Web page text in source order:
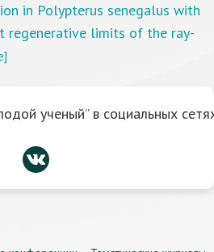
in Polypterus senegalus with
regenerative limits of the ray-
ученый” в социальных